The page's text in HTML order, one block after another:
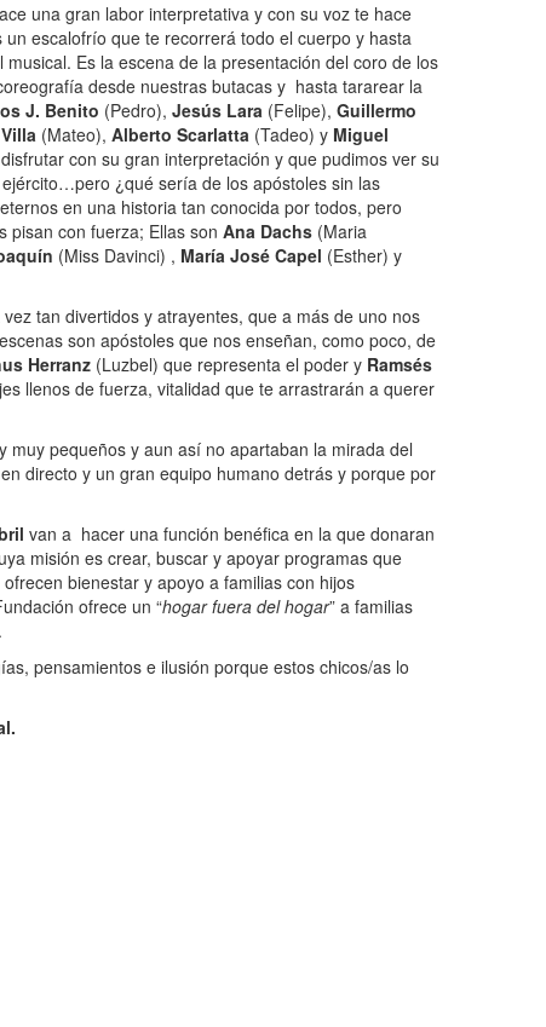
una gran labor interpretativa y con su voz te hace
escalofrío que te recorrerá todo el cuerpo y hasta
Es la escena de la presentación del coro de los
desde nuestras butacas y hasta tararear la
J. Benito (Pedro), Jesús Lara (Felipe), Guillermo
(Mateo), Alberto Scarlatta (Tadeo) y Miguel
con su gran interpretación y que pudimos ver su
¿qué sería de los apóstoles sin las
en una historia tan conocida por todos, pero
pisan con fuerza; Ellas son Ana Dachs (Maria
(Miss Davinci) , María José Capel (Esther) y
tan divertidos y atrayentes, que a más de uno nos
son apóstoles que nos enseñan, como poco, de
Herranz (Luzbel) que representa el poder y Ramsés
llenos de fuerza, vitalidad que te arrastrarán a querer
pequeños y aun así no apartaban la mirada del
directo y un gran equipo humano detrás y porque por
van a hacer una función benéfica en la que donaran
misión es crear, buscar y apoyar programas que
bienestar y apoyo a familias con hijos
ofrece un “hogar fuera del hogar” a familias
pensamientos e ilusión porque estos chicos/as lo